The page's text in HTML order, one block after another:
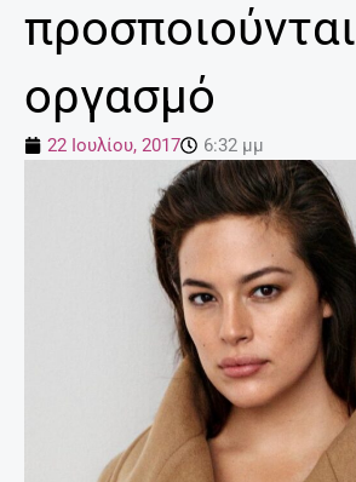
προσποιούνται
οργασμό
22 Ιουλίου, 2017 6:32 μμ